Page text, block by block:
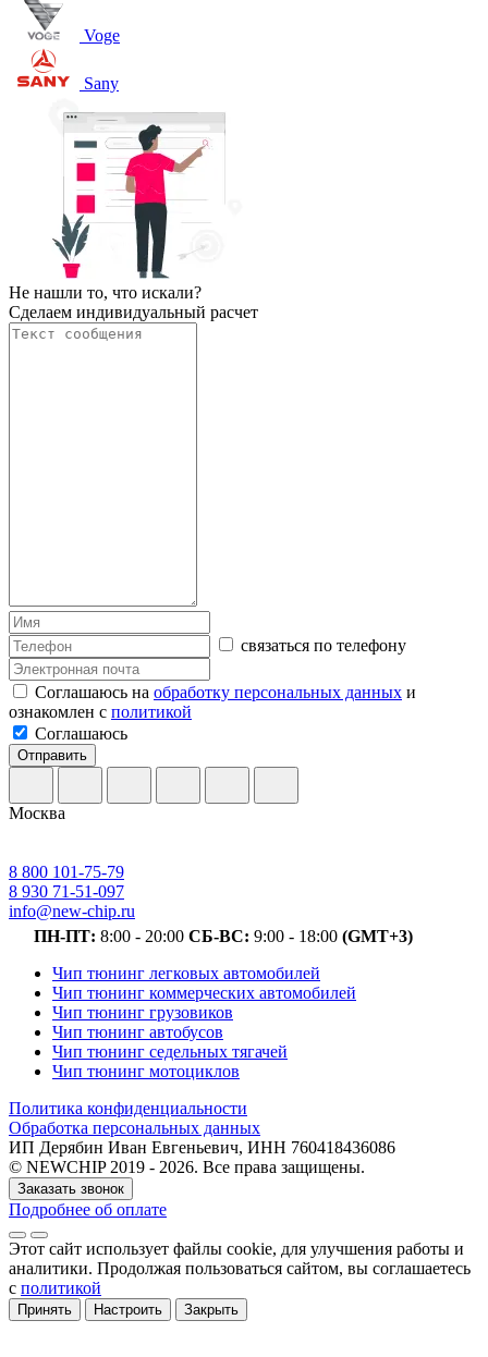
Voge
Sany
Не нашли то, что искали?
Сделаем индивидуальный расчет
связаться по телефону
Соглашаюсь на обработку персональных данных и
ознакомлен с политикой
Соглашаюсь
Отправить
Москва
8 800 101-75-79
8 930 71-51-097
info@new-chip.ru
ПН-ПТ: 8:00 - 20:00 СБ-ВС: 9:00 - 18:00 (GMT+3)
Чип тюнинг легковых автомобилей
Чип тюнинг коммерческих автомобилей
Чип тюнинг грузовиков
Чип тюнинг автобусов
Чип тюнинг седельных тягачей
Чип тюнинг мотоциклов
Политика конфиденциальности
Обработка персональных данных
ИП Дерябин Иван Евгеньевич, ИНН 760418436086
© NEWCHIP 2019 - 2026. Все права защищены.
Заказать звонок
Подробнее об оплате
Этот сайт использует файлы cookie, для улучшения работы и
аналитики. Продолжая пользоваться сайтом, вы соглашаетесь
с политикой
Принять Настроить Закрыть